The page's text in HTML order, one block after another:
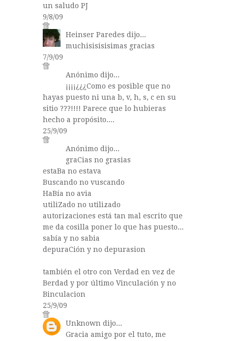
un saludo PJ
9/8/09
Heinser Paredes dijo...
muchisisisisimas gracias
7/9/09
Anónimo dijo...
¡¡¡¡¿¿¿Como es posible que no
hayas puesto ni una b, v, h, s, c en su
sitio ???!!!! Parece que lo hubieras
hecho a propósito....
25/9/09
Anónimo dijo...
graCias no grasias
estaBa no estava
Buscando no vuscando
HaBía no avia
utiliZado no utilizado
autorizaciones está tan mal escrito que
me da cosilla poner lo que has puesto...
sabía y no sabia
depuraCión y no depurasion
también el otro con Verdad en vez de
Berdad y por último Vinculación y no
Binculacion
25/9/09
Unknown dijo...
Gracia amigo por el tuto, me